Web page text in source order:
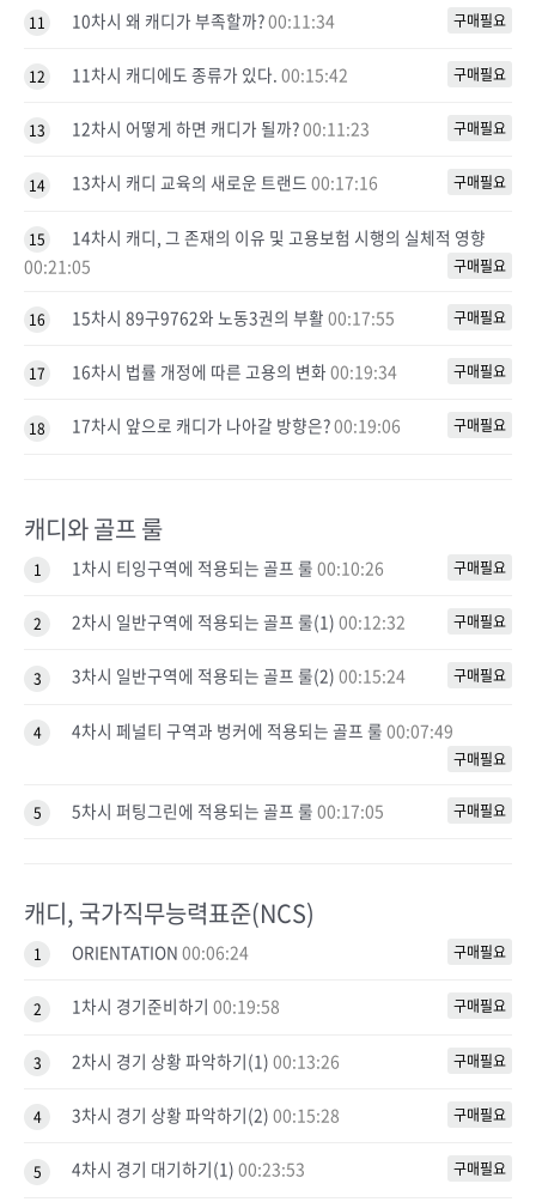
11 10차시 왜 캐디가 부족할까?00:11:34 구매필요
12 11차시 캐디에도 종류가 있다. 00:15:42 구매필요
13 12차시 어떻게 하면 캐디가 될까?00:11:23 구매필요
14 13차시 캐디 교육의 새로운 트랜드 00:17:16 구매필요
15
14차시 캐디, 그 존재의 이유 및 고용보험 시행의 실체적 영향
00:21:05
구매필요
16 15차시 89구9762와 노동3권의 부활 00:17:55 구매필요
17 16차시 법률 개정에 따른 고용의 변화 00:19:34 구매필요
18 17차시 앞으로 캐디가 나아갈 방향은?00:19:06 구매필요
캐디와 골프 룰
1 1차시 티잉구역에 적용되는 골프 룰 00:10:26 구매필요
2 2차시 일반구역에 적용되는 골프 룰(1) 00:12:32 구매필요
3 3차시 일반구역에 적용되는 골프 룰(2) 00:15:24 구매필요
4 4차시 페널티 구역과 벙커에 적용되는 골프 룰 00:07:49
구매필요
5 5차시 퍼팅그린에 적용되는 골프 룰 00:17:05 구매필요
캐디, 국가직무능력표준(NCS)
1 ORIENTATION 00:06:24 구매필요
2 1차시 경기준비하기 00:19:58 구매필요
3 2차시 경기 상황 파악하기(1) 00:13:26 구매필요
4 3차시 경기 상황 파악하기(2) 00:15:28 구매필요
5 4차시 경기 대기하기(1) 00:23:53 구매필요